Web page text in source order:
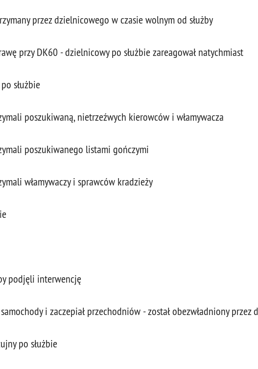
przez dzielnicowego w czasie wolnym od służby
przy DK60 - dzielnicowy po służbie zareagował natychmiast
służbie
poszukiwaną, nietrzeźwych kierowców i włamywacza
poszukiwanego listami gończymi
włamywaczy i sprawców kradzieży
podjęli interwencję
i zaczepiał przechodniów - został obezwładniony przez
po służbie